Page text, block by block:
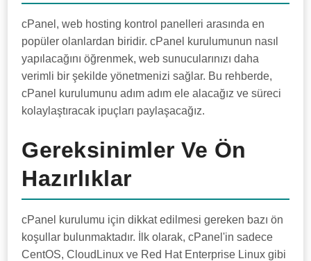
cPanel, web hosting kontrol panelleri arasında en
popüler olanlardan biridir. cPanel kurulumunun nasıl
yapılacağını öğrenmek, web sunucularınızı daha
verimli bir şekilde yönetmenizi sağlar. Bu rehberde,
cPanel kurulumunu adım adım ele alacağız ve süreci
kolaylaştıracak ipuçları paylaşacağız.
Gereksinimler Ve Ön
Hazırlıklar
cPanel kurulumu için dikkat edilmesi gereken bazı ön
koşullar bulunmaktadır. İlk olarak, cPanel'in sadece
CentOS, CloudLinux ve Red Hat Enterprise Linux gibi